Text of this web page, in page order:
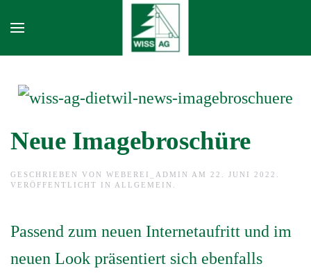
Skip to main content
Neue Imagebroschüre
GESCHRIEBEN VON WEBEREI_ADMIN AM 22. JUNI 2022
VERÖFFENTLICHT IN ALLGEMEIN
Passend zum neuen Internetaufritt und im
neuen Look präsentiert sich ebenfalls